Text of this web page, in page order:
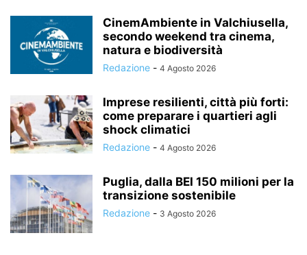
CinemAmbiente in Valchiusella,
secondo weekend tra cinema,
natura e biodiversità
Redazione - 4 Agosto 2026
Imprese resilienti, città più forti:
come preparare i quartieri agli
shock climatici
Redazione - 4 Agosto 2026
Puglia, dalla BEI 150 milioni per la
transizione sostenibile
Redazione - 3 Agosto 2026